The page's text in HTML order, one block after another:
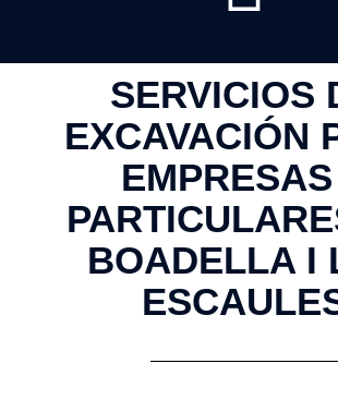
SERVICIOS
EXCAVACIÓN
BOADELLA I